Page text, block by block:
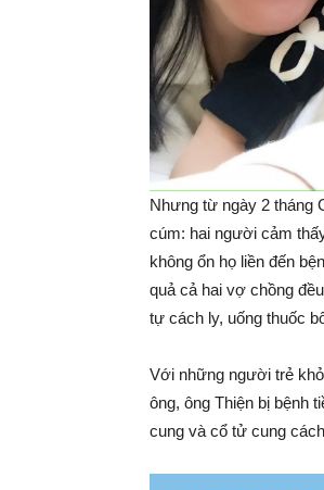
Nhưng từ ngày 2 tháng
cúm: hai người cảm
không ổn họ liền đến
quả cả hai vợ chồng
tự cách ly, uống thuốc
Với những người trẻ
ông, ông Thiện bị bệnh
cung và cổ tử cung